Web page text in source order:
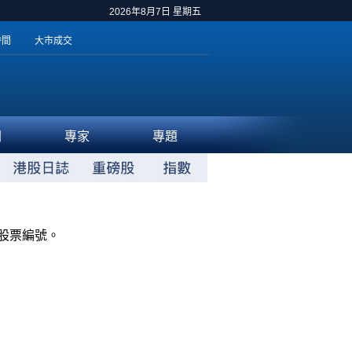
2026年8月7日 星期五
大市成交
專家 專題
票編號。